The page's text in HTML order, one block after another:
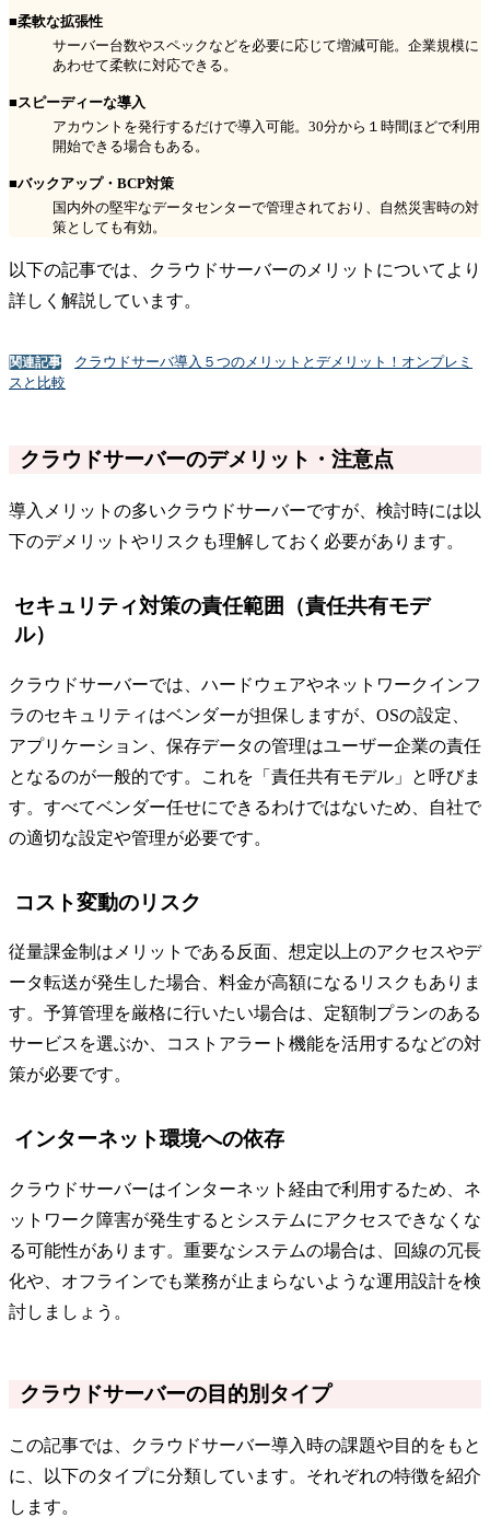
■柔軟な拡張性
サーバー台数やスペックなどを必要に応じて増減可能。企業規模に
あわせて柔軟に対応できる。
■スピーディーな導入
アカウントを発行するだけで導入可能。30分から１時間ほどで利用
開始できる場合もある。
■バックアップ・BCP対策
国内外の堅牢なデータセンターで管理されており、自然災害時の対
策としても有効。
以下の記事では、クラウドサーバーのメリットについてより
詳しく解説しています。
関連記事
クラウドサーバ導入５つのメリットとデメリット！オンプレミ
スと比較
クラウドサーバーのデメリット・注意点
導入メリットの多いクラウドサーバーですが、検討時には以
下のデメリットやリスクも理解しておく必要があります。
セキュリティ対策の責任範囲（責任共有モデ
ル）
クラウドサーバーでは、ハードウェアやネットワークインフ
ラのセキュリティはベンダーが担保しますが、OSの設定、
アプリケーション、保存データの管理はユーザー企業の責任
となるのが一般的です。これを「責任共有モデル」と呼びま
す。すべてベンダー任せにできるわけではないため、自社で
の適切な設定や管理が必要です。
コスト変動のリスク
従量課金制はメリットである反面、想定以上のアクセスやデ
ータ転送が発生した場合、料金が高額になるリスクもありま
す。予算管理を厳格に行いたい場合は、定額制プランのある
サービスを選ぶか、コストアラート機能を活用するなどの対
策が必要です。
インターネット環境への依存
クラウドサーバーはインターネット経由で利用するため、ネ
ットワーク障害が発生するとシステムにアクセスできなくな
る可能性があります。重要なシステムの場合は、回線の冗長
化や、オフラインでも業務が止まらないような運用設計を検
討しましょう。
クラウドサーバーの目的別タイプ
この記事では、クラウドサーバー導入時の課題や目的をもと
に、以下のタイプに分類しています。それぞれの特徴を紹介
します。